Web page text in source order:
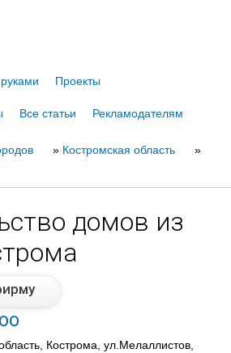
Проекты
Все статьи Рекламодателям
» Костромская область
»
домов из
Кострома, ул.Мелаллистов,